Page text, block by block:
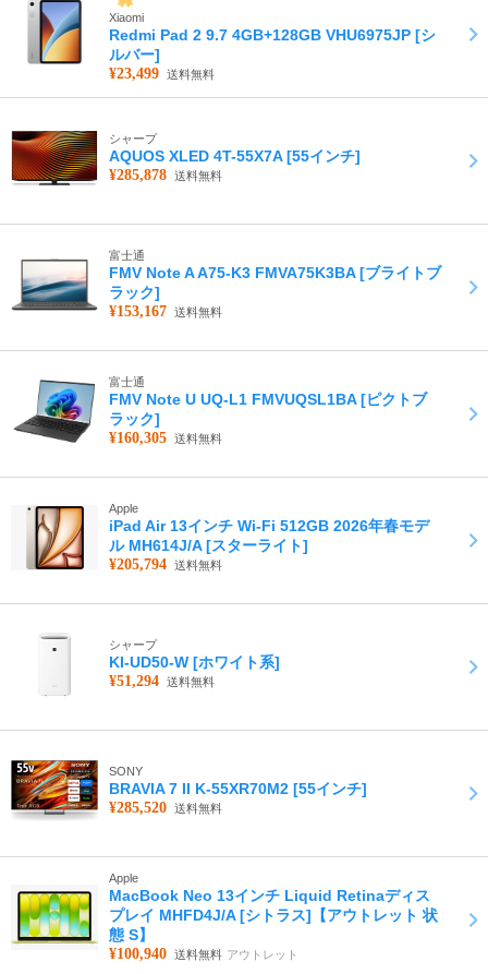
Xiaomi
Redmi Pad 2 9.7 4GB+128GB VHU6975JP [シ
ルバー]
¥23,499 送料無料
シャープ
AQUOS XLED 4T-55X7A [55インチ]
¥285,878 送料無料
富士通
FMV Note A A75-K3 FMVA75K3BA [ブライトブ
ラック]
¥153,167 送料無料
富士通
FMV Note U UQ-L1 FMVUQSL1BA [ピクトブ
ラック]
¥160,305 送料無料
Apple
iPad Air 13インチ Wi-Fi 512GB 2026年春モデ
ル MH614J/A [スターライト]
¥205,794 送料無料
シャープ
KI-UD50-W [ホワイト系]
¥51,294 送料無料
SONY
BRAVIA 7 II K-55XR70M2 [55インチ]
¥285,520 送料無料
Apple
MacBook Neo 13インチ Liquid Retinaディス
プレイ MHFD4J/A [シトラス]【アウトレット 状
態 S】
¥100,940 送料無料 アウトレット